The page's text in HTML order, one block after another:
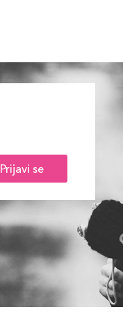
Prijavi se